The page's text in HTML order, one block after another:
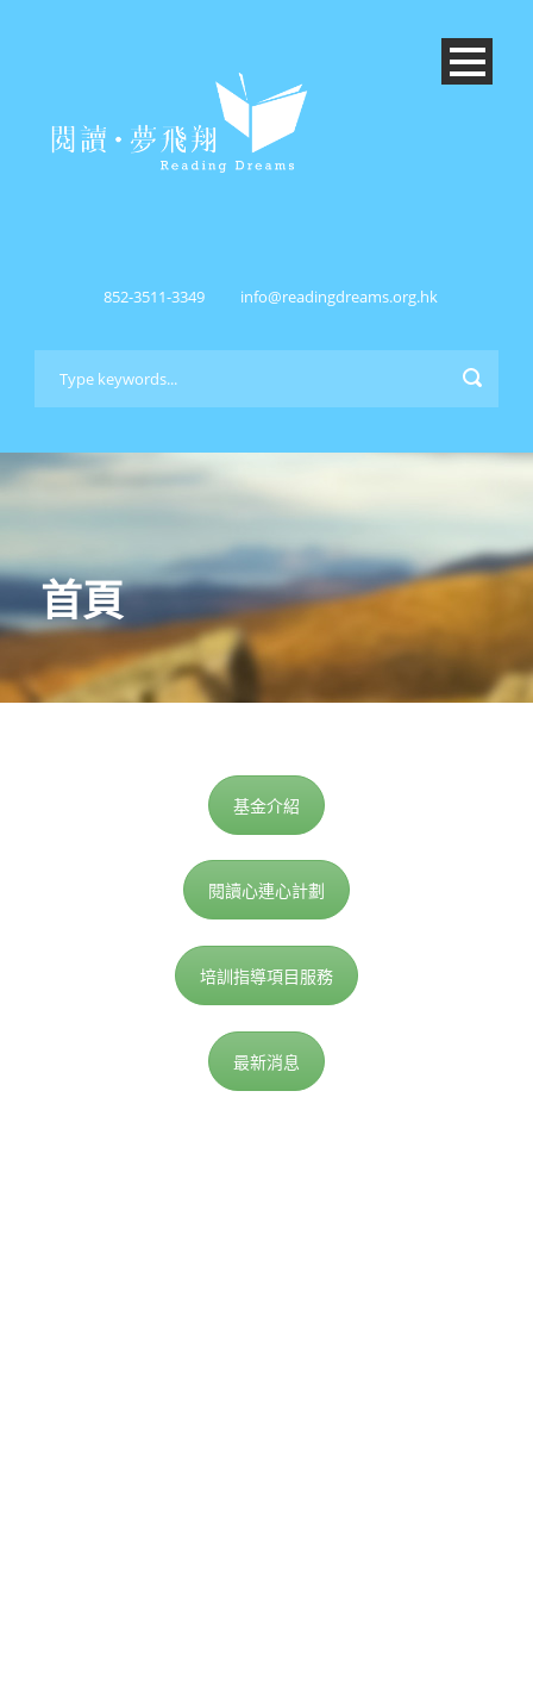
852-3511-3349 info@readingdreams.org.hk
首頁
基金介紹
閱讀心連心計劃
培訓指導項目服務
最新消息